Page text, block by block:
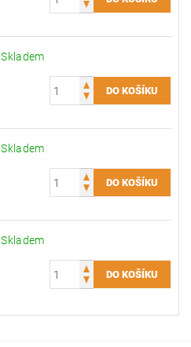
Skladem
Skladem
Skladem